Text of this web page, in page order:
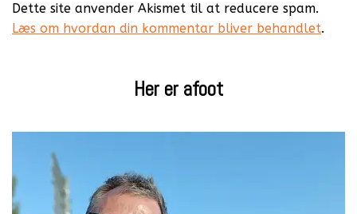
Dette site anvender Akismet til at reducere spam.
Læs om hvordan din kommentar bliver behandlet.
Her er afoot